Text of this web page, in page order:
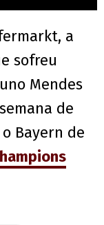
a
sofreu
Mendes
de
Bayern de